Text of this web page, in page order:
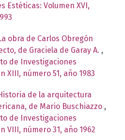
Estéticas: Volumen XVI,
obra de Carlos Obregón
de Graciela de Garay A. ,
de Investigaciones
XIII, número 51, año 1983
de la arquitectura
de Mario Buschiazzo ,
de Investigaciones
VIII, número 31, año 1962